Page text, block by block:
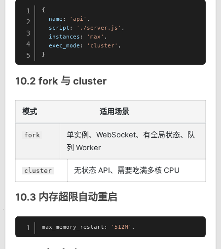
1
2
3
4
5
{
name : 'api' ,
script : './server.js' ,
instances : 'max' ,
exec_mode : 'cluster' ,
}
10.2 fork 与 cluster
模式 适用场景
fork
单实例、WebSocket、有全局状态、队
列 Worker
cluster 无状态 API、需要吃满多核 CPU
10.3 内存超限自动重启
1 max_memory_restart: '512M' ,